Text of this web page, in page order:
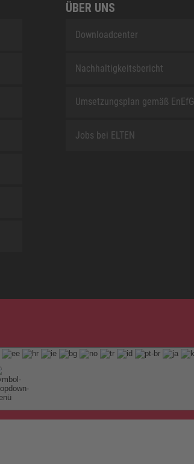
ÜBER UNS
Downloadcenter
Nachhaltigkeitsbericht
Umsetzungsplan gemäß EnEfG
Jobs bei ELTEN